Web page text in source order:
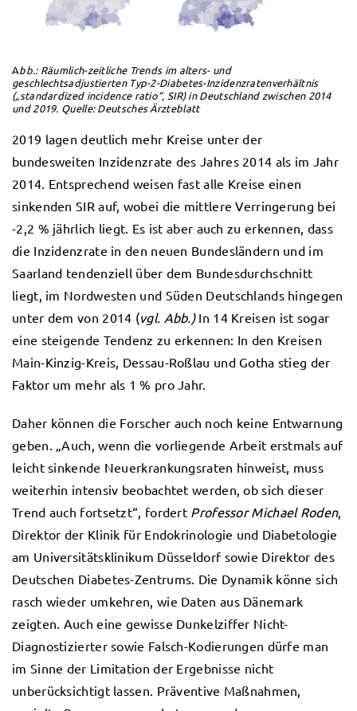
Abb.: Räumlich-zeitliche Trends im alters- und
geschlechtsadjustierten Typ-2-Diabetes-Inzidenzratenverhältnis
(„standardized incidence ratio“, SIR) in Deutschland zwischen 2014
und 2019. Quelle: Deutsches Ärzteblatt
2019 lagen deutlich mehr Kreise unter der
bundesweiten Inzidenzrate des Jahres 2014 als im Jahr
2014. Entsprechend weisen fast alle Kreise einen
sinkenden SIR auf, wobei die mittlere Verringerung bei
-2,2 % jährlich liegt. Es ist aber auch zu erkennen, dass
die Inzidenzrate in den neuen Bundesländern und im
Saarland tendenziell über dem Bundesdurchschnitt
liegt, im Nordwesten und Süden Deutschlands hingegen
unter dem von 2014 (vgl. Abb.)In 14 Kreisen ist sogar
eine steigende Tendenz zu erkennen: In den Kreisen
Main-Kinzig-Kreis, Dessau-Roßlau und Gotha stieg der
Faktor um mehr als 1 % pro Jahr.
Daher können die Forscher auch noch keine Entwarnung
geben. „Auch, wenn die vorliegende Arbeit erstmals auf
leicht sinkende Neuerkrankungsraten hinweist, muss
weiterhin intensiv beobachtet werden, ob sich dieser
Trend auch fortsetzt“, fordert Professor Michael Roden,
Direktor der Klinik für Endokrinologie und Diabetologie
am Universitätsklinikum Düsseldorf sowie Direktor des
Deutschen Diabetes-Zentrums. Die Dynamik könne sich
rasch wieder umkehren, wie Daten aus Dänemark
zeigten. Auch eine gewisse Dunkelziffer Nicht-
Diagnostizierter sowie Falsch-Kodierungen dürfe man
im Sinne der Limitation der Ergebnisse nicht
unberücksichtigt lassen. Präventive Maßnahmen,